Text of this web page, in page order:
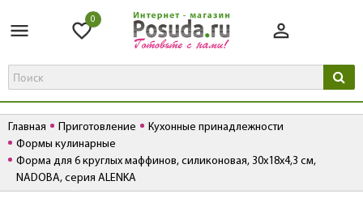
0
Главная Приготовление
Кухонные принадлежности
Формы кулинарные
Форма для 6 круглых маффинов, силиконовая, 30x18x4,3 см,
NADOBA, серия ALENKA